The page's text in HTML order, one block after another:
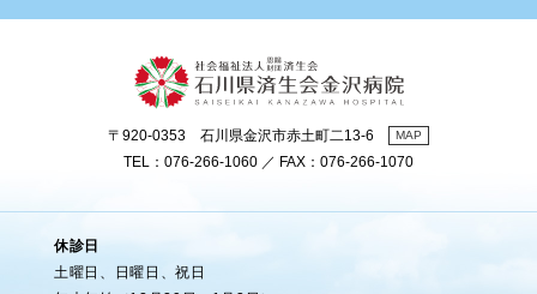
〒920-0353 石川県金沢市赤土町二13-6 MAP
TEL：076-266-1060 ／ FAX：076-266-1070
休診日
土曜日、日曜日、祝日